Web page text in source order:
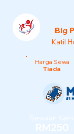
Big
Katil
Harga Sewa
Tiada
Sewaan Kami
RM250